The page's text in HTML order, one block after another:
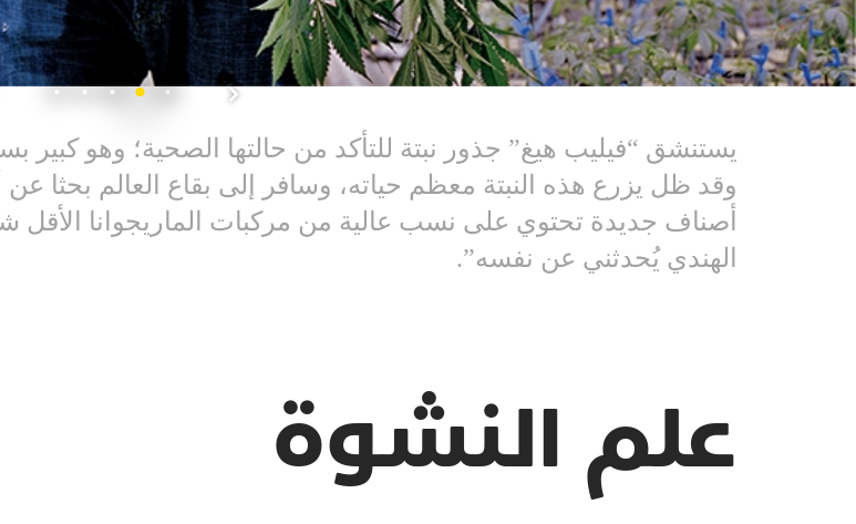
وقد ظل يزرع هذه النبتة معظم حياته، وسافر إلى بقاع العالم بحثا
أصناف جديدة تحتوي على نسب عالية من مركبات الماريجوانا الأقل
الهندي يُحدثني عن نفسه”.
علم النشوة